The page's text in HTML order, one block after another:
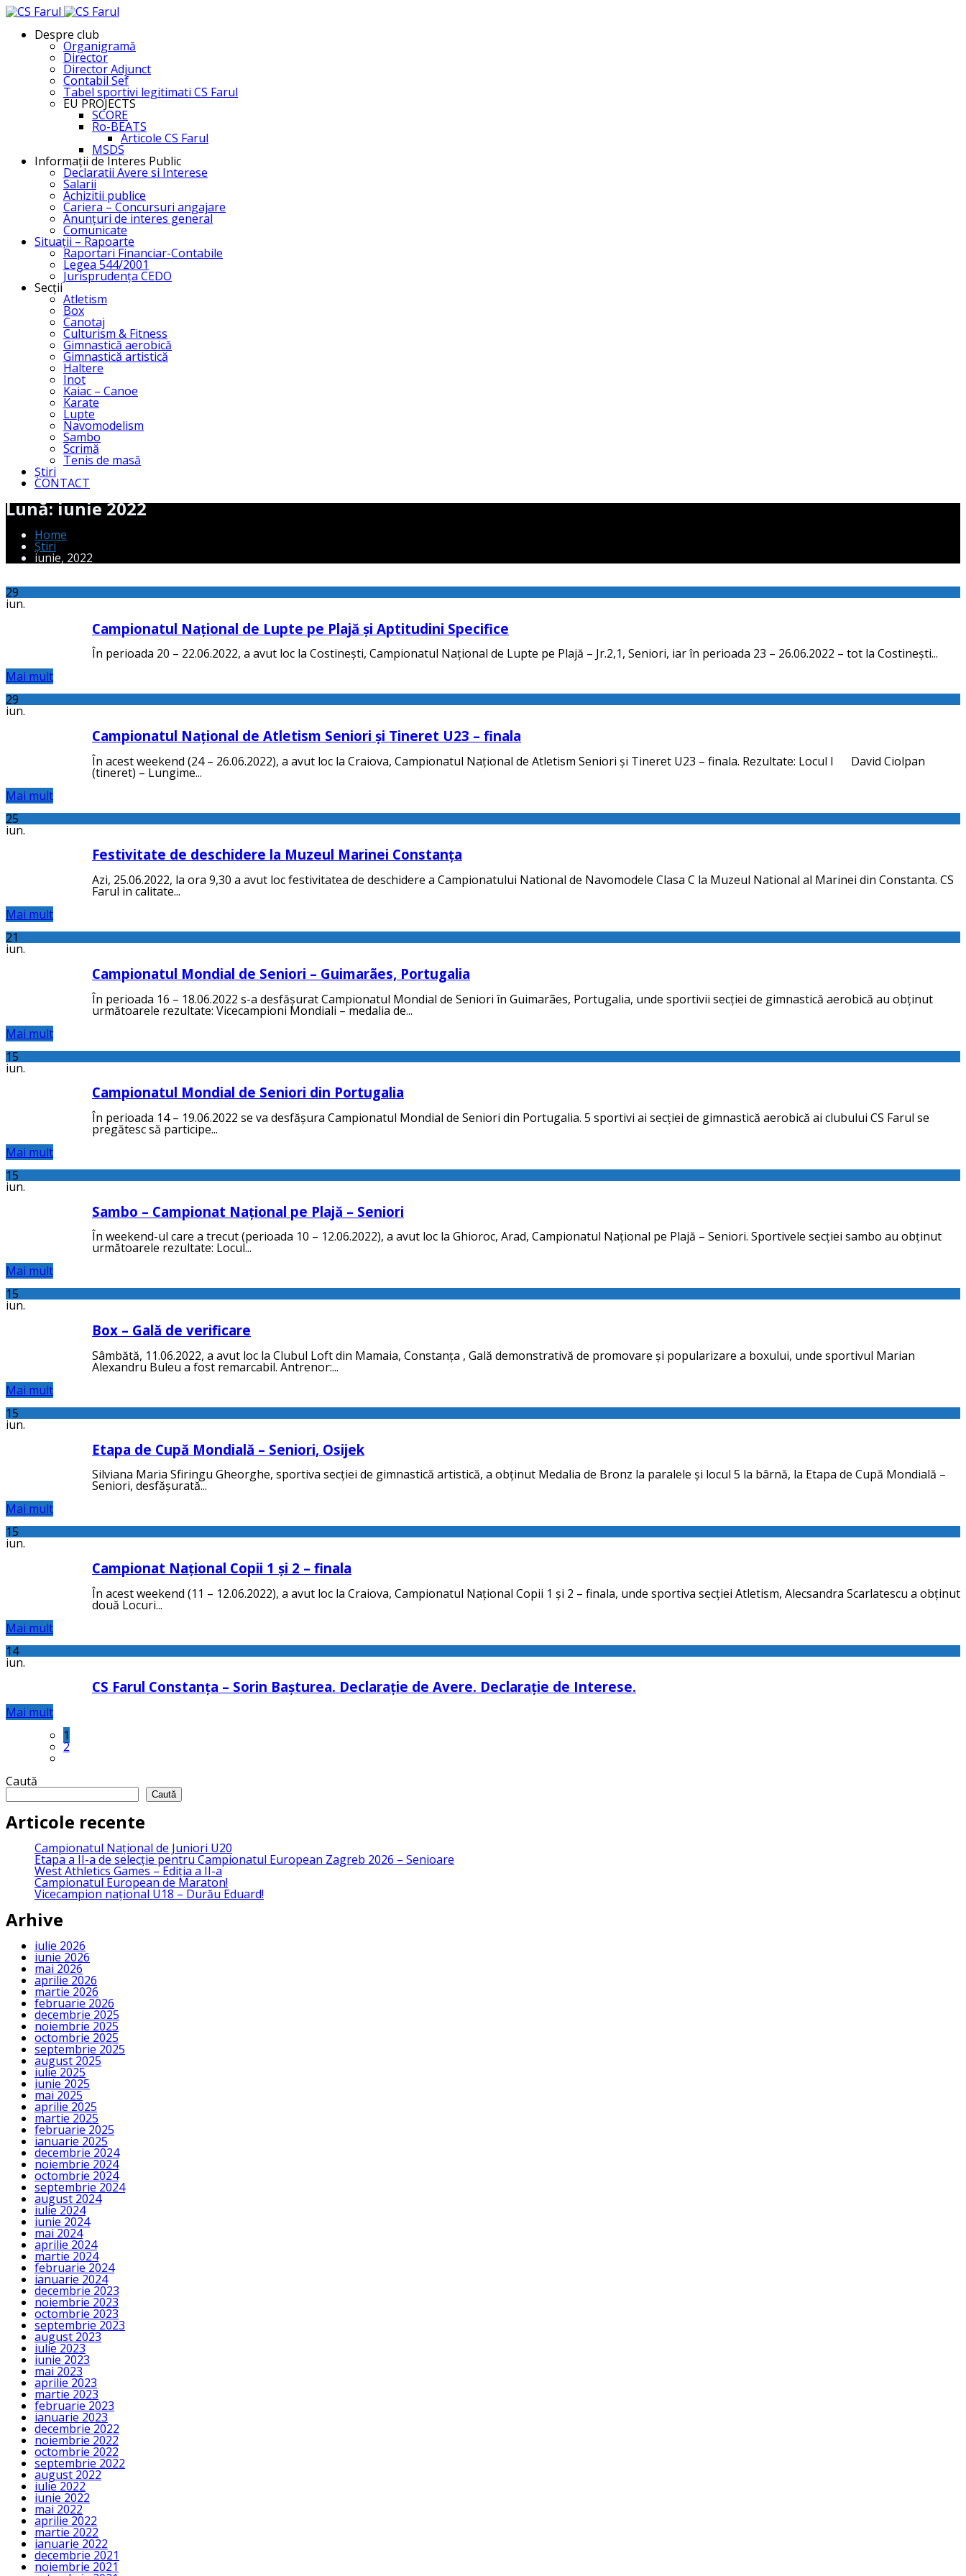
Despre club
Organigramă
Director
Director Adjunct
Contabil Sef
Tabel sportivi legitimati CS Farul
EU PROJECTS
SCORE
Ro-BEATS
Articole CS Farul
MSDS
Informații de Interes Public
Declaratii Avere si Interese
Salarii
Achizitii publice
Cariera – Concursuri angajare
Anunțuri de interes general
Comunicate
Situații – Rapoarte
Raportari Financiar-Contabile
Legea 544/2001
Jurisprudența CEDO
Secții
Atletism
Box
Canotaj
Culturism & Fitness
Gimnastică aerobică
Gimnastică artistică
Haltere
Inot
Kaiac – Canoe
Karate
Lupte
Navomodelism
Sambo
Scrimă
Tenis de masă
Știri
CONTACT
Lună:iunie 2022
Home
Știri
iunie, 2022
29
iun.
Campionatul Național de Lupte pe Plajă și Aptitudini Specifice
În perioada 20 – 22.06.2022, a avut loc la Costinești, Campionatul Național de Lupte pe Plajă – Jr.2,1, Seniori, iar în perioada 23 – 26.06.2022 – tot la Costinești...
Mai mult
29
iun.
Campionatul Național de Atletism Seniori și Tineret U23 – finala
În acest weekend (24 – 26.06.2022), a avut loc la Craiova, Campionatul Național de Atletism Seniori și Tineret U23 – finala. Rezultate: Locul I David Ciolpan
(tineret) – Lungime...
Mai mult
25
iun.
Festivitate de deschidere la Muzeul Marinei Constanța
Azi, 25.06.2022, la ora 9,30 a avut loc festivitatea de deschidere a Campionatului National de Navomodele Clasa C la Muzeul National al Marinei din Constanta. CS
Farul in calitate...
Mai mult
21
iun.
Campionatul Mondial de Seniori – Guimarães, Portugalia
În perioada 16 – 18.06.2022 s-a desfășurat Campionatul Mondial de Seniori în Guimarães, Portugalia, unde sportivii secției de gimnastică aerobică au obținut
următoarele rezultate: Vicecampioni Mondiali – medalia de...
Mai mult
15
iun.
Campionatul Mondial de Seniori din Portugalia
În perioada 14 – 19.06.2022 se va desfășura Campionatul Mondial de Seniori din Portugalia. 5 sportivi ai secției de gimnastică aerobică ai clubului CS Farul se
pregătesc să participe...
Mai mult
15
iun.
Sambo – Campionat Național pe Plajă – Seniori
În weekend-ul care a trecut (perioada 10 – 12.06.2022), a avut loc la Ghioroc, Arad, Campionatul Național pe Plajă – Seniori. Sportivele secției sambo au obținut
următoarele rezultate: Locul...
Mai mult
15
iun.
Box – Gală de verificare
Sâmbătă, 11.06.2022, a avut loc la Clubul Loft din Mamaia, Constanța , Gală demonstrativă de promovare și popularizare a boxului, unde sportivul Marian
Alexandru Buleu a fost remarcabil. Antrenor:...
Mai mult
15
iun.
Etapa de Cupă Mondială – Seniori, Osijek
Silviana Maria Sfiringu Gheorghe, sportiva secției de gimnastică artistică, a obținut Medalia de Bronz la paralele și locul 5 la bârnă, la Etapa de Cupă Mondială –
Seniori, desfășurată...
Mai mult
15
iun.
Campionat Național Copii 1 și 2 – finala
În acest weekend (11 – 12.06.2022), a avut loc la Craiova, Campionatul Național Copii 1 și 2 – finala, unde sportiva secției Atletism, Alecsandra Scarlatescu a obținut
două Locuri...
Mai mult
14
iun.
CS Farul Constanța – Sorin Bașturea. Declarație de Avere. Declarație de Interese.
Mai mult
1
2
Caută
Caută
Articole recente
Campionatul Național de Juniori U20
Etapa a II-a de selecție pentru Campionatul European Zagreb 2026 – Senioare
West Athletics Games – Ediția a II-a
Campionatul European de Maraton!
Vicecampion național U18 – Durău Eduard!
Arhive
iulie 2026
iunie 2026
mai 2026
aprilie 2026
martie 2026
februarie 2026
decembrie 2025
noiembrie 2025
octombrie 2025
septembrie 2025
august 2025
iulie 2025
iunie 2025
mai 2025
aprilie 2025
martie 2025
februarie 2025
ianuarie 2025
decembrie 2024
noiembrie 2024
octombrie 2024
septembrie 2024
august 2024
iulie 2024
iunie 2024
mai 2024
aprilie 2024
martie 2024
februarie 2024
ianuarie 2024
decembrie 2023
noiembrie 2023
octombrie 2023
septembrie 2023
august 2023
iulie 2023
iunie 2023
mai 2023
aprilie 2023
martie 2023
februarie 2023
ianuarie 2023
decembrie 2022
noiembrie 2022
octombrie 2022
septembrie 2022
august 2022
iulie 2022
iunie 2022
mai 2022
aprilie 2022
martie 2022
ianuarie 2022
decembrie 2021
noiembrie 2021